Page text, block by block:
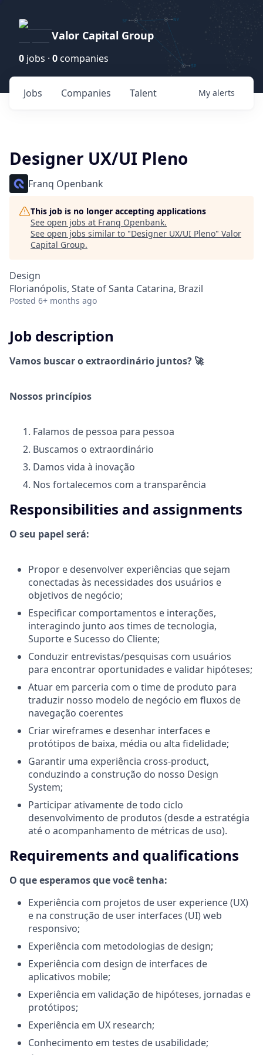
Valor Capital Group
0 jobs · 0 companies
Jobs Companies Talent My alerts
Designer UX/UI Pleno
Franq Openbank
This job is no longer accepting applications
See open jobs at Franq Openbank.
See open jobs similar to "Designer UX/UI Pleno" Valor
Capital Group.
Design
Florianópolis, State of Santa Catarina, Brazil
Posted 6+ months ago
Job description
Vamos buscar o extraordinário juntos? 🚀
Nossos princípios
Falamos de pessoa para pessoa
Buscamos o extraordinário
Damos vida à inovação
Nos fortalecemos com a transparência
Responsibilities and assignments
O seu papel será:
Propor e desenvolver experiências que sejam
conectadas às necessidades dos usuários e
objetivos de negócio;
Especificar comportamentos e interações,
interagindo junto aos times de tecnologia,
Suporte e Sucesso do Cliente;
Conduzir entrevistas/pesquisas com usuários
para encontrar oportunidades e validar hipóteses;
Atuar em parceria com o time de produto para
traduzir nosso modelo de negócio em fluxos de
navegação coerentes
Criar wireframes e desenhar interfaces e
protótipos de baixa, média ou alta fidelidade;
Garantir uma experiência cross-product,
conduzindo a construção do nosso Design
System;
Participar ativamente de todo ciclo
desenvolvimento de produtos (desde a estratégia
até o acompanhamento de métricas de uso).
Requirements and qualifications
O que esperamos que você tenha:
Experiência com projetos de user experience (UX)
e na construção de user interfaces (UI) web
responsivo;
Experiência com metodologias de design;
Experiência com design de interfaces de
aplicativos mobile;
Experiência em validação de hipóteses, jornadas e
protótipos;
Experiência em UX research;
Conhecimento em testes de usabilidade;